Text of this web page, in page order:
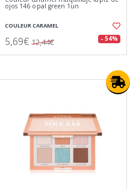
ojos 146 opal green 1un
COULEUR CARAMEL
5,69€ 12,44€ - 54%